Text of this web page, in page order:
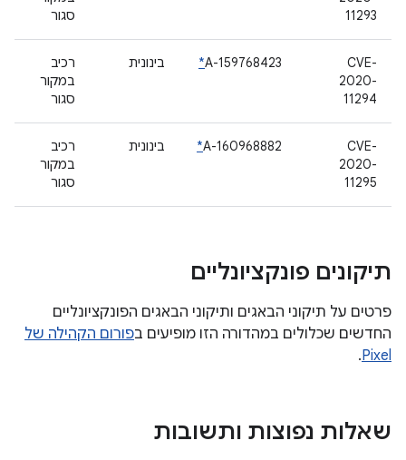
11293
סגור
CVE-
2020-
11294
A-159768423
* בינונית
רכיב
במקור
סגור
CVE-
2020-
11295
A-160968882
* בינונית
רכיב
במקור
סגור
תיקונים פונקציונליים
פרטים על תיקוני הבאגים ותיקוני הבאגים הפונקציונליים
החדשים שכלולים במהדורה הזו מופיעים בפורום הקהילה של
Pixel
.
שאלות נפוצות ותשובות